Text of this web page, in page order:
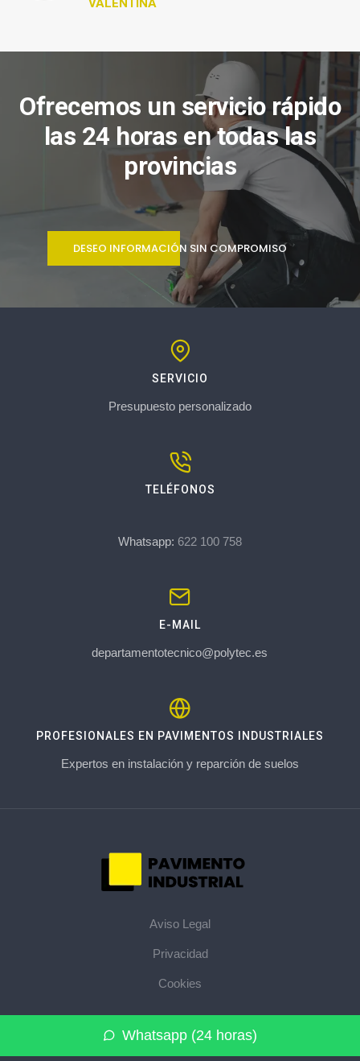
Whatsapp (24 horas)
VALENTINA
Ofrecemos un servicio rápido
las 24 horas en todas las
provincias
DESEO INFORMACIÓN SIN COMPROMISO
SERVICIO
Presupuesto personalizado
TELÉFONOS
Whatsapp: 622 100 758
E-MAIL
departamentotecnico@polytec.es
PROFESIONALES EN PAVIMENTOS INDUSTRIALES
Expertos en instalación y reparción de suelos
Aviso Legal
Privacidad
Cookies
© 2026 pavimentoindustrial.pro · La web de pavimentos
industriales de su provincia · Mapa del sitio